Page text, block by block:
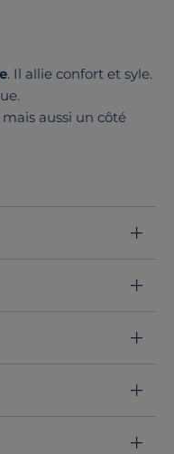
. Il allie confort et syle.
aussi un côté